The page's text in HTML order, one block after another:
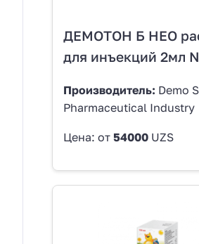
ДЕМОТОН Б НЕО
для инъекций 2мл
Производитель: Demo
Pharmaceutical Industry
Цена: от 54000 UZS